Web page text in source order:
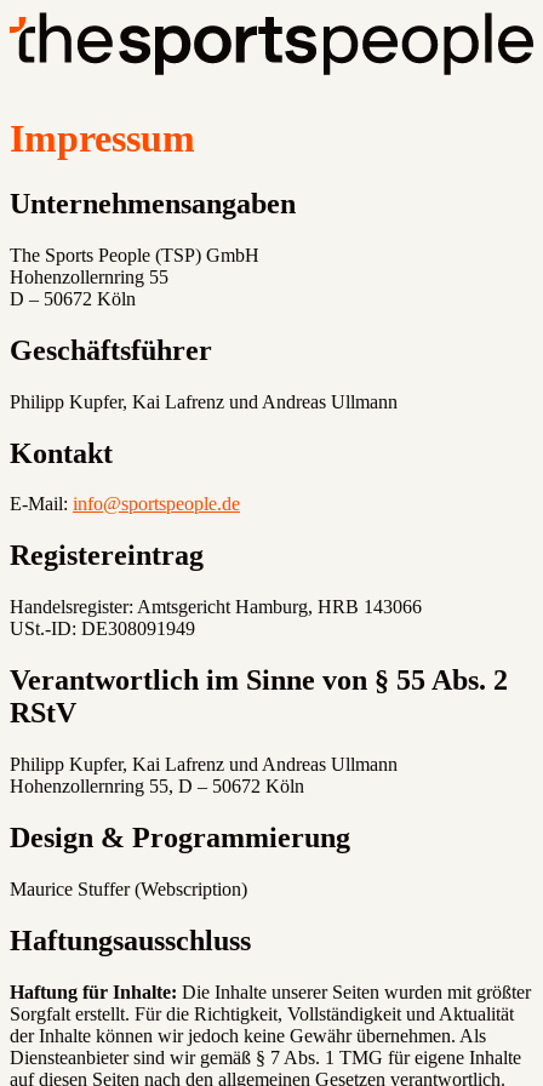
Impressum
Unternehmensangaben
The Sports People (TSP) GmbH
Hohenzollernring 55
D – 50672 Köln
Geschäftsführer
Philipp Kupfer, Kai Lafrenz und Andreas Ullmann
Kontakt
E-Mail: info@sportspeople.de
Registereintrag
Handelsregister: Amtsgericht Hamburg, HRB 143066
USt.-ID: DE308091949
Verantwortlich im Sinne von § 55 Abs. 2
RStV
Philipp Kupfer, Kai Lafrenz und Andreas Ullmann
Hohenzollernring 55, D – 50672 Köln
Design & Programmierung
Maurice Stuffer (Webscription)
Haftungsausschluss
Haftung für Inhalte: Die Inhalte unserer Seiten wurden mit größter
Sorgfalt erstellt. Für die Richtigkeit, Vollständigkeit und Aktualität
der Inhalte können wir jedoch keine Gewähr übernehmen. Als
Diensteanbieter sind wir gemäß § 7 Abs. 1 TMG für eigene Inhalte
auf diesen Seiten nach den allgemeinen Gesetzen verantwortlich.